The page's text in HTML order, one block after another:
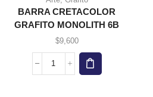
BARRA CRETACOLOR
GRAFITO MONOLITH 6B
$9,600
BARRA